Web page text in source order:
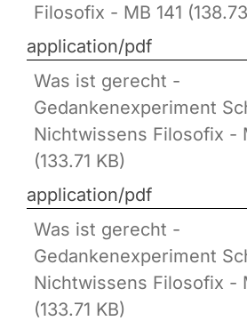
Filosofix - MB 141
application/pdf
Was ist gerecht -
Gedankenexperiment
Nichtwissens Filosofix -
(133.71 KB)
application/pdf
Was ist gerecht -
Gedankenexperiment
Nichtwissens Filosofix -
(133.71 KB)